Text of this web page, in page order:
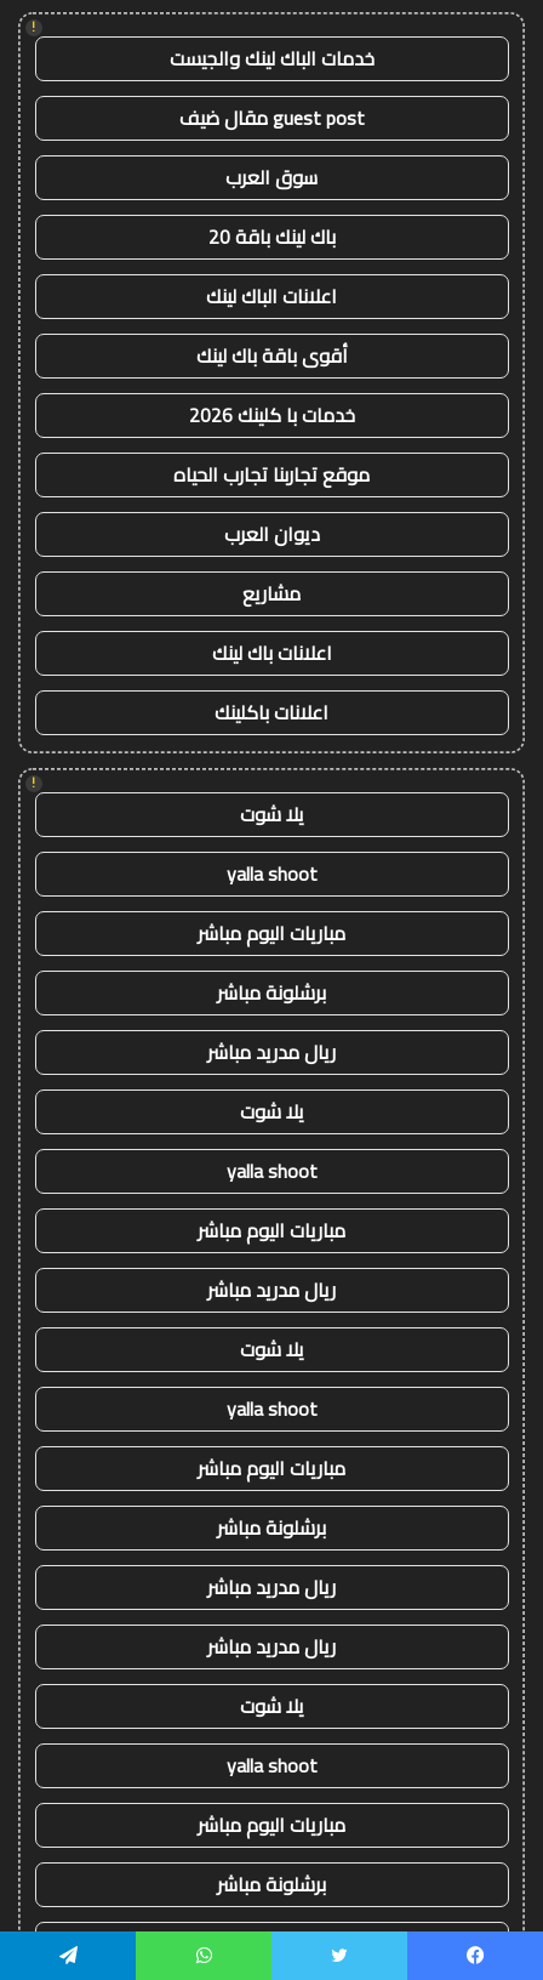
!
خدمات الباك لينك والجيست
guest post مقال ضيف
سوق العرب
باك لينك باقة 20
اعلانات الباك لينك
أقوى باقة باك لينك
خدمات با كلينك 2026
موقع تجاربنا تجارب الحياه
ديوان العرب
مشاريع
اعلانات باك لينك
اعلانات باكلينك
!
يلا شوت
yalla shoot
مباريات اليوم مباشر
برشلونة مباشر
ريال مدريد مباشر
يلا شوت
yalla shoot
مباريات اليوم مباشر
ريال مدريد مباشر
يلا شوت
yalla shoot
مباريات اليوم مباشر
برشلونة مباشر
ريال مدريد مباشر
ريال مدريد مباشر
يلا شوت
yalla shoot
مباريات اليوم مباشر
برشلونة مباشر
ريال مدريد مباشر